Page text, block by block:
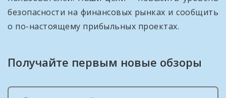
безопасности на финансовых рынках и сообщить
о по-настоящему прибыльных проектах.
Получайте первым новые обзоры